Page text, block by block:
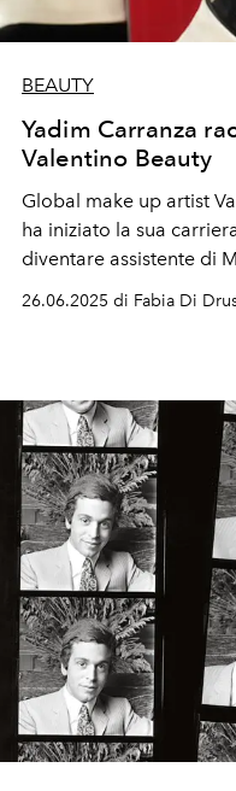
BEAUTY
Yadim Carranza
Valentino Beauty
Global make up artist
ha iniziato la sua
diventare assistente di
26.06.2025 di Fabia Di